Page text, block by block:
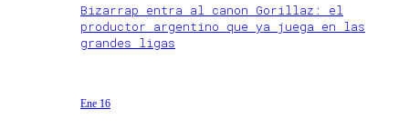
Bizarrap entra al canon Gorillaz: el
productor argentino que ya juega en las
grandes ligas
Ene 16